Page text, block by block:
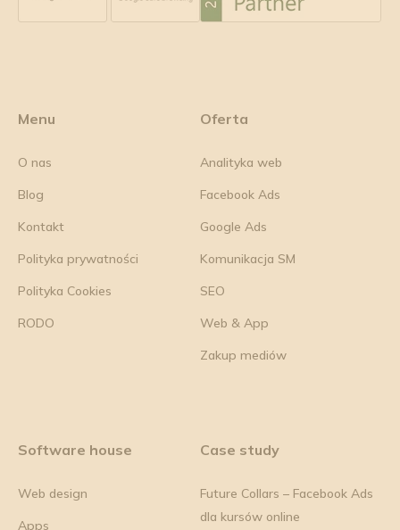
Menu
O nas
Blog
Kontakt
Polityka prywatności
Polityka Cookies
RODO
Oferta
Analityka web
Facebook Ads
Google Ads
Komunikacja SM
SEO
Web & App
Zakup mediów
Software house
Web design
Apps
Case study
Future Collars – Facebook Ads
dla kursów online